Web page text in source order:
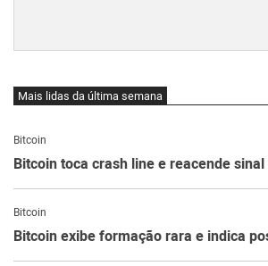
Mais lidas da última semana
Bitcoin
Bitcoin toca crash line e reacende
Bitcoin
Bitcoin exibe formação rara e indica